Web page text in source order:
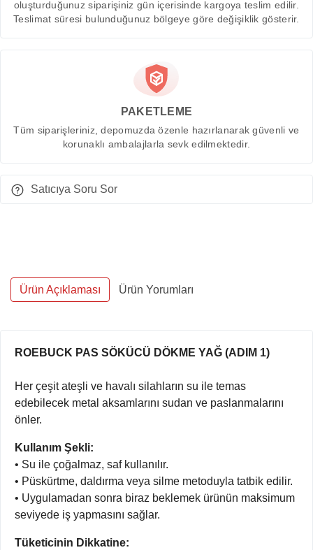
oluşturduğunuz siparişiniz gün içerisinde kargoya teslim edilir.
Teslimat süresi bulunduğunuz bölgeye göre değişiklik gösterir.
PAKETLEME
Tüm siparişleriniz, depomuzda özenle hazırlanarak güvenli ve
korunaklı ambalajlarla sevk edilmektedir.
Satıcıya Soru Sor
Ürün Açıklaması Ürün Yorumları
ROEBUCK PAS SÖKÜCÜ DÖKME YAĞ (ADIM 1)
Her çeşit ateşli ve havalı silahların su ile temas
edebilecek metal aksamlarını sudan ve paslanmalarını
önler.
Kullanım Şekli:
• Su ile çoğalmaz, saf kullanılır.
• Püskürtme, daldırma veya silme metoduyla tatbik edilir.
• Uygulamadan sonra biraz beklemek ürünün maksimum
seviyede iş yapmasını sağlar.
Tüketicinin Dikkatine: